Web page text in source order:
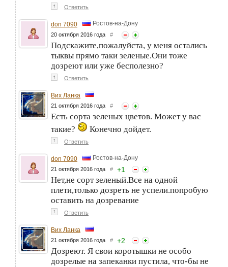
↑ Ответить
don 7090 Ростов-на-Дону
20 октября 2016 года #
Подскажите,пожалуйста, у меня остались
тыквы прямо таки зеленые.Они тоже
дозреют или уже бесполезно?
↑ Ответить
Вих Ланка
21 октября 2016 года #
Есть сорта зеленых цветов. Может у вас
такие?
Конечно дойдет.
↑ Ответить
don 7090 Ростов-на-Дону
21 октября 2016 года # +1
Нет,не сорт зеленый.Все на одной
плети,только дозреть не успели.попробую
оставить на дозревание
↑ Ответить
Вих Ланка
21 октября 2016 года # +2
Дозреют. Я свои коротышки не особо
дозрелые на запеканки пустила, что-бы не